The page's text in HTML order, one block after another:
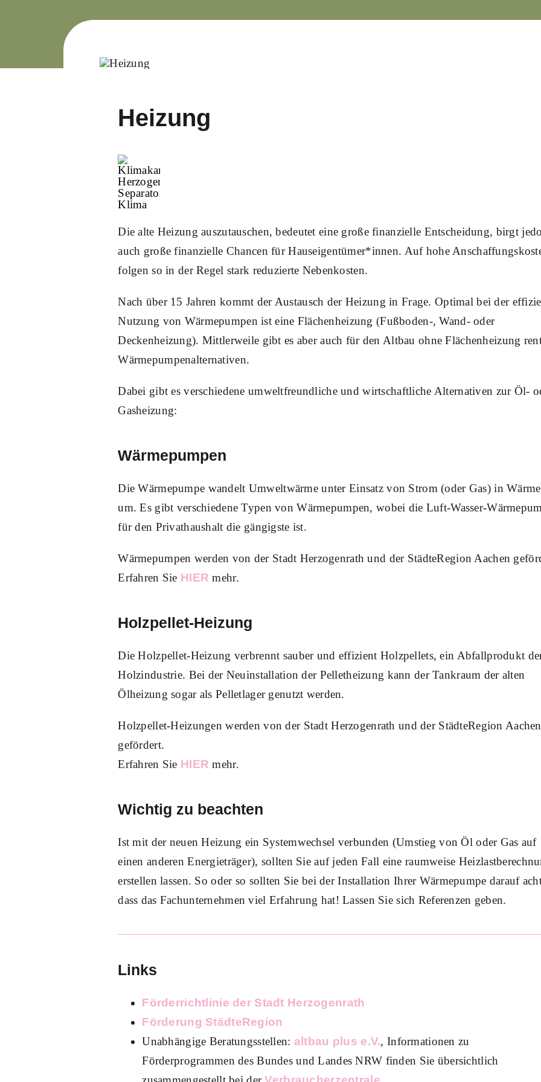
Heizung
Die alte Heizung auszutauschen, bedeutet eine große finanzielle Entscheidung, birgt
auch große finanzielle Chancen für Hauseigentümer*innen. Auf hohe
folgen so in der Regel stark reduzierte Nebenkosten.
Nach über 15 Jahren kommt der Austausch der Heizung in Frage. Optimal bei der
Nutzung von Wärmepumpen ist eine Flächenheizung (Fußboden-, Wand- oder
Deckenheizung). Mittlerweile gibt es aber auch für den Altbau ohne Flächenheizung
Wärmepumpenalternativen.
Dabei gibt es verschiedene umweltfreundliche und wirtschaftliche Alternativen zur Öl-
Gasheizung:
Wärmepumpen
Die Wärmepumpe wandelt Umweltwärme unter Einsatz von Strom (oder Gas) in Wärme
um. Es gibt verschiedene Typen von Wärmepumpen, wobei die Luft-Wasser-
für den Privathaushalt die gängigste ist.
Wärmepumpen werden von der Stadt Herzogenrath und der StädteRegion Aachen
Erfahren Sie HIER mehr.
Holzpellet-Heizung
Die Holzpellet-Heizung verbrennt sauber und effizient Holzpellets, ein Abfallprodukt
Holzindustrie. Bei der Neuinstallation der Pelletheizung kann der Tankraum der alten
Ölheizung sogar als Pelletlager genutzt werden.
Holzpellet-Heizungen werden von der Stadt Herzogenrath und der StädteRegion Aachen
gefördert.
Erfahren Sie HIER mehr.
Wichtig zu beachten
Ist mit der neuen Heizung ein Systemwechsel verbunden (Umstieg von Öl oder Gas auf
einen anderen Energieträger), sollten Sie auf jeden Fall eine raumweise
erstellen lassen. So oder so sollten Sie bei der Installation Ihrer Wärmepumpe darauf
dass das Fachunternehmen viel Erfahrung hat! Lassen Sie sich Referenzen geben.
Links
Förderrichtlinie der Stadt Herzogenrath
Förderung StädteRegion
Unabhängige Beratungsstellen: altbau plus e.V., Informationen zu
Förderprogrammen des Bundes und Landes NRW finden Sie übersichtlich